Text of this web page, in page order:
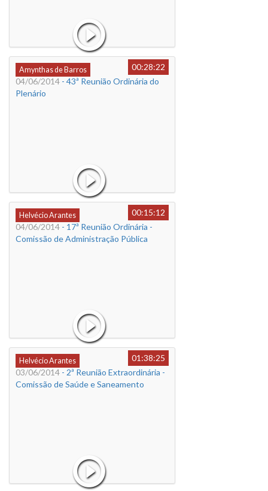
Amynthas de Barros
00:28:22
04/06/2014 - 43ª Reunião Ordinária do
Plenário
Helvécio Arantes
00:15:12
04/06/2014 - 17ª Reunião Ordinária -
Comissão de Administração Pública
Helvécio Arantes
01:38:25
03/06/2014 - 2ª Reunião Extraordinária -
Comissão de Saúde e Saneamento